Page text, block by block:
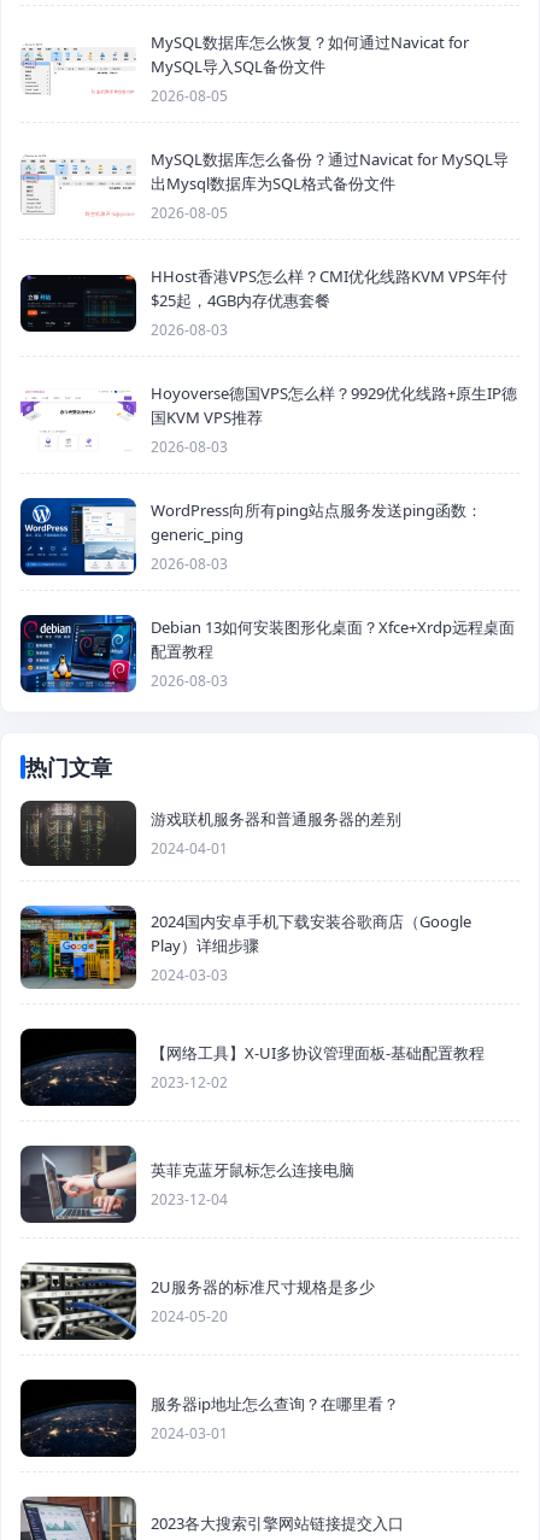
MySQL数据库怎么恢复？如何通过Navicat for
MySQL导入SQL备份文件
2026-08-05
MySQL数据库怎么备份？通过Navicat for MySQL导
出Mysql数据库为SQL格式备份文件
2026-08-05
HHost香港VPS怎么样？CMI优化线路KVM VPS年付
$25起，4GB内存优惠套餐
2026-08-03
Hoyoverse德国VPS怎么样？9929优化线路+原生IP德
国KVM VPS推荐
2026-08-03
WordPress向所有ping站点服务发送ping函数：
generic_ping
2026-08-03
Debian 13如何安装图形化桌面？Xfce+Xrdp远程桌面
配置教程
2026-08-03
热门文章
游戏联机服务器和普通服务器的差别
2024-04-01
2024国内安卓手机下载安装谷歌商店（Google
Play）详细步骤
2024-03-03
【网络工具】X-UI多协议管理面板-基础配置教程
2023-12-02
英菲克蓝牙鼠标怎么连接电脑
2023-12-04
2U服务器的标准尺寸规格是多少
2024-05-20
服务器ip地址怎么查询？在哪里看？
2024-03-01
2023各大搜索引擎网站链接提交入口